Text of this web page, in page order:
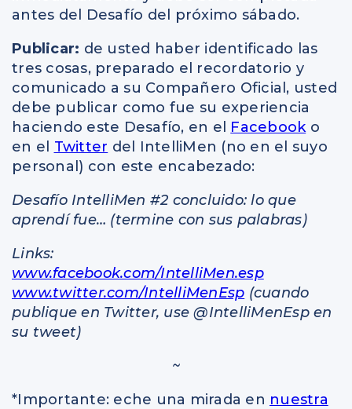
antes del Desafío del próximo sábado.
Publicar: de usted haber identificado las
tres cosas, preparado el recordatorio y
comunicado a su Compañero Oficial, usted
debe publicar como fue su experiencia
haciendo este Desafío, en el Facebooko
en el Twitter del IntelliMen (no en el suyo
personal) con este encabezado:
Desafío IntelliMen #2 concluido: lo que
aprendí fue… (termine con sus palabras)
Links:
www.facebook.com/IntelliMen.esp
www.twitter.com/IntelliMenEsp (cuando
publique en Twitter, use @IntelliMenEsp en
su tweet)
~
*Importante: eche una mirada en nuestra